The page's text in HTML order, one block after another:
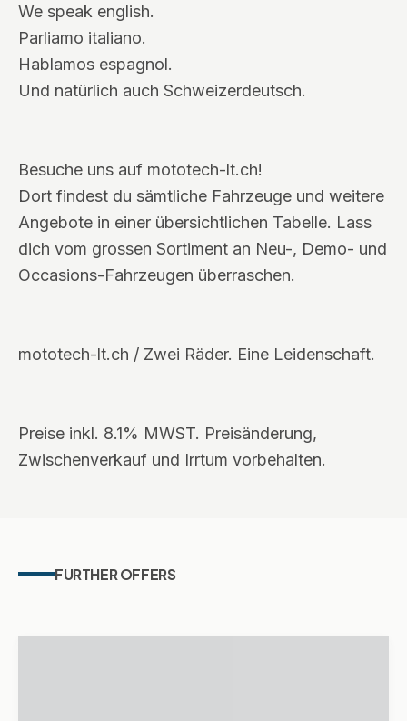
We speak english.
Parliamo italiano.
Hablamos espagnol.
Und natürlich auch Schweizerdeutsch.
Besuche uns auf mototech-lt.ch!
Dort findest du sämtliche Fahrzeuge und weitere
Angebote in einer übersichtlichen Tabelle. Lass
dich vom grossen Sortiment an Neu-, Demo- und
Occasions-Fahrzeugen überraschen.
mototech-lt.ch / Zwei Räder. Eine Leidenschaft.
Preise inkl. 8.1% MWST. Preisänderung,
Zwischenverkauf und Irrtum vorbehalten.
FURTHER OFFERS